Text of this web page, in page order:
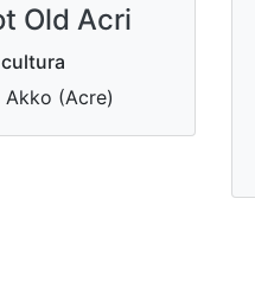
Old Acri
Akko (Acre)